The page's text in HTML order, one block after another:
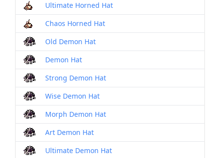
Ultimate Horned Hat
Chaos Horned Hat
Old Demon Hat
Demon Hat
Strong Demon Hat
Wise Demon Hat
Morph Demon Hat
Art Demon Hat
Ultimate Demon Hat